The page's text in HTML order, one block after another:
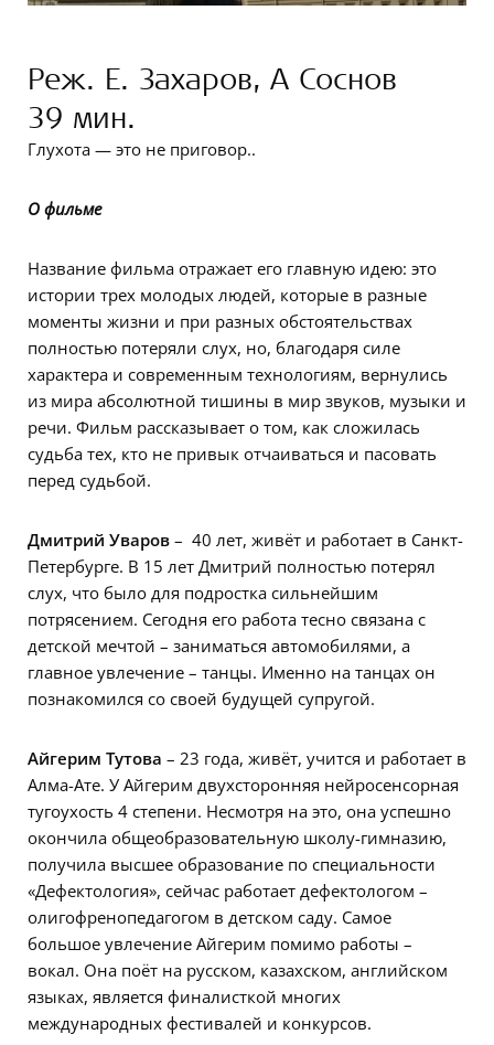
Реж. Е. Захаров, А Соснов
39 мин.
Глухота — это не приговор..
О фильме
Название фильма отражает его главную идею: это
истории трех молодых людей, которые в разные
моменты жизни и при разных обстоятельствах
полностью потеряли слух, но, благодаря силе
характера и современным технологиям, вернулись
из мира абсолютной тишины в мир звуков, музыки и
речи. Фильм рассказывает о том, как сложилась
судьба тех, кто не привык отчаиваться и пасовать
перед судьбой.
Дмитрий Уваров – 40 лет, живёт и работает в Санкт-
Петербурге. В 15 лет Дмитрий полностью потерял
слух, что было для подростка сильнейшим
потрясением. Сегодня его работа тесно связана с
детской мечтой – заниматься автомобилями, а
главное увлечение – танцы. Именно на танцах он
познакомился со своей будущей супругой.
Айгерим Тутова – 23 года, живёт, учится и работает в
Алма-Ате. У Айгерим двухсторонняя нейросенсорная
тугоухость 4 степени. Несмотря на это, она успешно
окончила общеобразовательную школу-гимназию,
получила высшее образование по специальности
«Дефектология», сейчас работает дефектологом –
олигофренопедагогом в детском саду. Самое
большое увлечение Айгерим помимо работы –
вокал. Она поёт на русском, казахском, английском
языках, является финалисткой многих
международных фестивалей и конкурсов.